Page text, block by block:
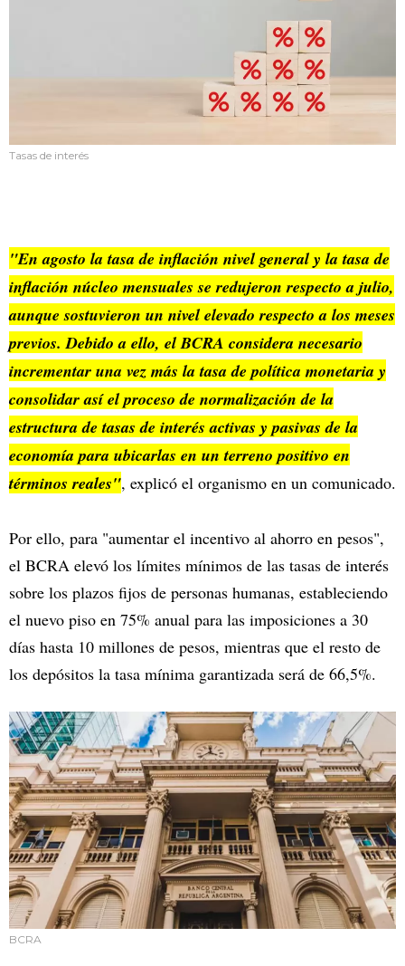
Tasas de interés
"En agosto la tasa de inflación nivel general y la tasa de
inflación núcleo mensuales se redujeron respecto a julio,
aunque sostuvieron un nivel elevado respecto a los meses
previos. Debido a ello, el BCRA considera necesario
incrementar una vez más la tasa de política monetaria y
consolidar así el proceso de normalización de la
estructura de tasas de interés activas y pasivas de la
economía para ubicarlas en un terreno positivo en
términos reales", explicó el organismo en un comunicado.
Por ello, para "aumentar el incentivo al ahorro en pesos",
el BCRA elevó los límites mínimos de las tasas de interés
sobre los plazos fijos de personas humanas, estableciendo
el nuevo piso en 75% anual para las imposiciones a 30
días hasta 10 millones de pesos, mientras que el resto de
los depósitos la tasa mínima garantizada será de 66,5%.
BCRA